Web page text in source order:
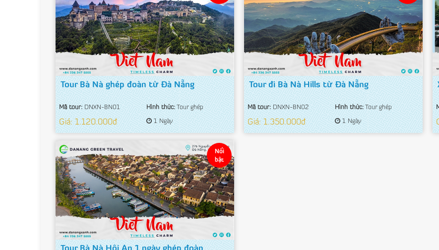
Tour Bà Nà ghép đoàn từ Đà Nẵng
Mã tour:DNXN-BN01 Hình thức:Tour ghép
Giá: 1.120.000đ 1 Ngày
Tour đi Bà Nà Hills từ Đà Nẵng
Mã tour:DNXN-BN02 Hình thức:Tour ghép
Giá: 1.350.000đ 1 Ngày
Nổi
bật